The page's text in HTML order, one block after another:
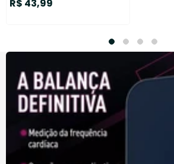
R$ 43,99